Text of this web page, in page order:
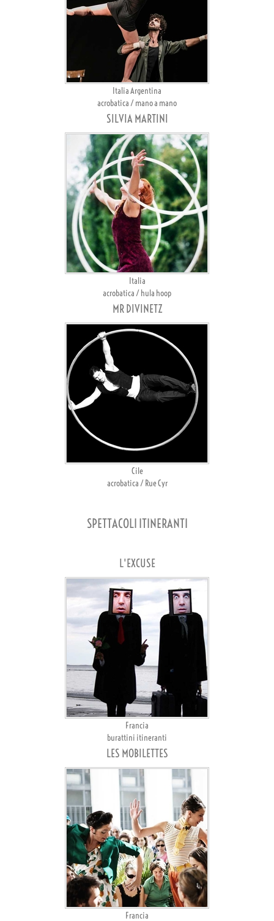
Italia Argentina
acrobatica / mano a mano
SILVIA MARTINI
Italia
acrobatica / hula hoop
MR DIVINETZ
Cile
acrobatica / Rue Cyr
SPETTACOLI ITINERANTI
L'EXCUSE
Francia
burattini itineranti
LES MOBILETTES
Francia